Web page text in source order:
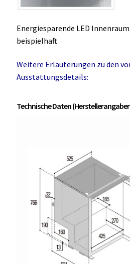
Energiesparende LED
beispielhaft
Weitere Erläuterungen zu den
Ausstattungsdetails:
Technische Daten